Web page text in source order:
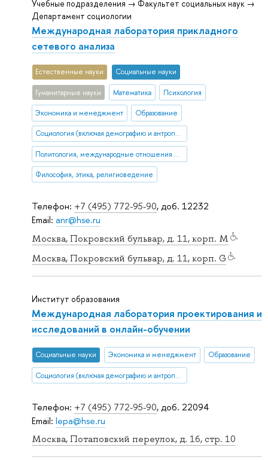
Телефон: +7 (495) 772-95-90, доб. 12232
Email: anr@hse.ru
Москва, Покровский бульвар, д. 11, корп. M
Москва, Покровский бульвар, д. 11, корп. G
Учебные подразделения → Факультет социальных наук →
Департамент социологии
Международная лаборатория прикладного
сетевого анализа
Естественные науки Социальные науки
Гуманитарные науки Математика Психология
Экономика и менеджмент Образование
Социология (включая демографию и антропологию)
Политология, международные отношения и ГМУ
Философия, этика, религиоведение
Телефон: +7 (495) 772-95-90, доб. 22094
Email: lepa@hse.ru
Москва, Потаповский переулок, д. 16, стр. 10
Институт образования
Международная лаборатория проектирования и
исследований в онлайн-обучении
Социальные науки Экономика и менеджмент Образование
Социология (включая демографию и антропологию)